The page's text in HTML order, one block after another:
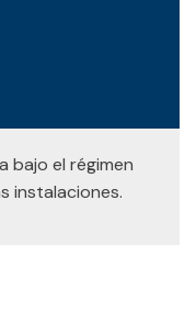
bajo el régimen
instalaciones.